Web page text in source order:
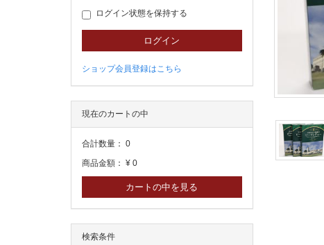
ログイン状態を保持する
ショップ会員登録はこちら
現在のカートの中
合計数量： 0
商品金額： ¥ 0
カートの中を見る
検索条件